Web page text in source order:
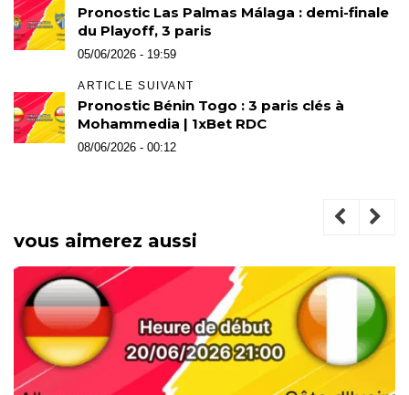
Pronostic Las Palmas Málaga : demi-finale
du Playoff, 3 paris
05/06/2026 - 19:59
ARTICLE SUIVANT
Pronostic Bénin Togo : 3 paris clés à
Mohammedia | 1xBet RDC
08/06/2026 - 00:12
vous aimerez aussi